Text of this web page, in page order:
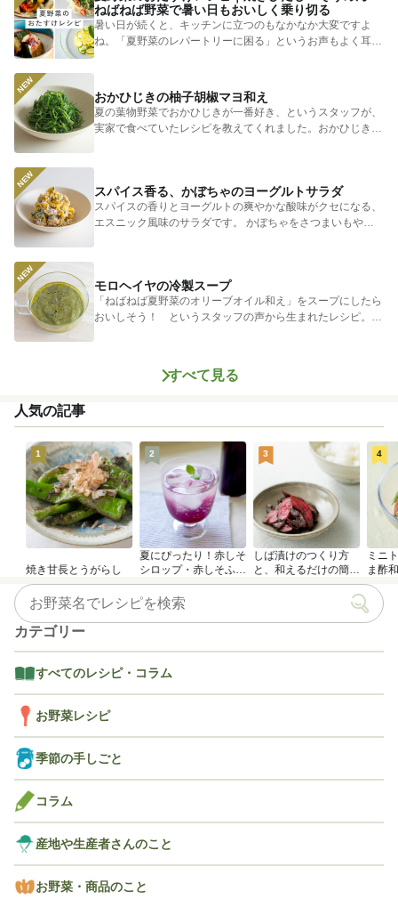
ねばねば野菜で暑い日もおいしく乗り切る
暑い日が続くと、キッチンに立つのもなかなか大変ですよ
ね。「夏野菜のレパートリーに困る」というお声もよく耳に
します。 そ...
おかひじきの柚子胡椒マヨ和え
夏の葉物野菜でおかひじきが一番好き、というスタッフが、
実家で食べていたレシピを教えてくれました。おかひじきの
スパイス香る、かぼちゃのヨーグルトサラダ
スパイスの香りとヨーグルトの爽やかな酸味がクセになる、
エスニック風味のサラダです。 かぼちゃをさつまいもやじ
モロヘイヤの冷製スープ
「ねばねば夏野菜のオリーブオイル和え」をスープにしたら
おいしそう！ というスタッフの声から生まれたレシピ。つ
すべて見る
人気の記事
1
焼き甘長とうがらし
2
夏にぴったり！赤しそ
シロップ・赤しそふり
かけのつくり方
3
しば漬けのつくり方
と、和えるだけの簡単
アレンジレシピ
4
ミニ
ま酢
カテゴリー
すべてのレシピ・コラム
お野菜レシピ
季節の手しごと
コラム
産地や生産者さんのこと
お野菜・商品のこと